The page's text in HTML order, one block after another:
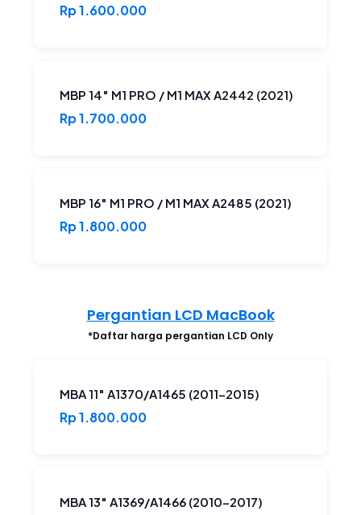
Rp 1.600.000
MBP 14″ M1 PRO / M1 MAX A2442 (2021)
Rp 1.700.000
MBP 16″ M1 PRO / M1 MAX A2485 (2021)
Rp 1.800.000
Pergantian LCD MacBook
*Daftar harga pergantian LCD Only
MBA 11″ A1370/A1465 (2011-2015)
Rp 1.800.000
MBA 13″ A1369/A1466 (2010-2017)